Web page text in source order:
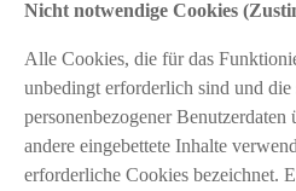
Nicht notwendige Cookies
Alle Cookies, die für das
unbedingt erforderlich sind und die
personenbezogener
andere eingebettete Inhalte
erforderliche Cookies bezeichnet.